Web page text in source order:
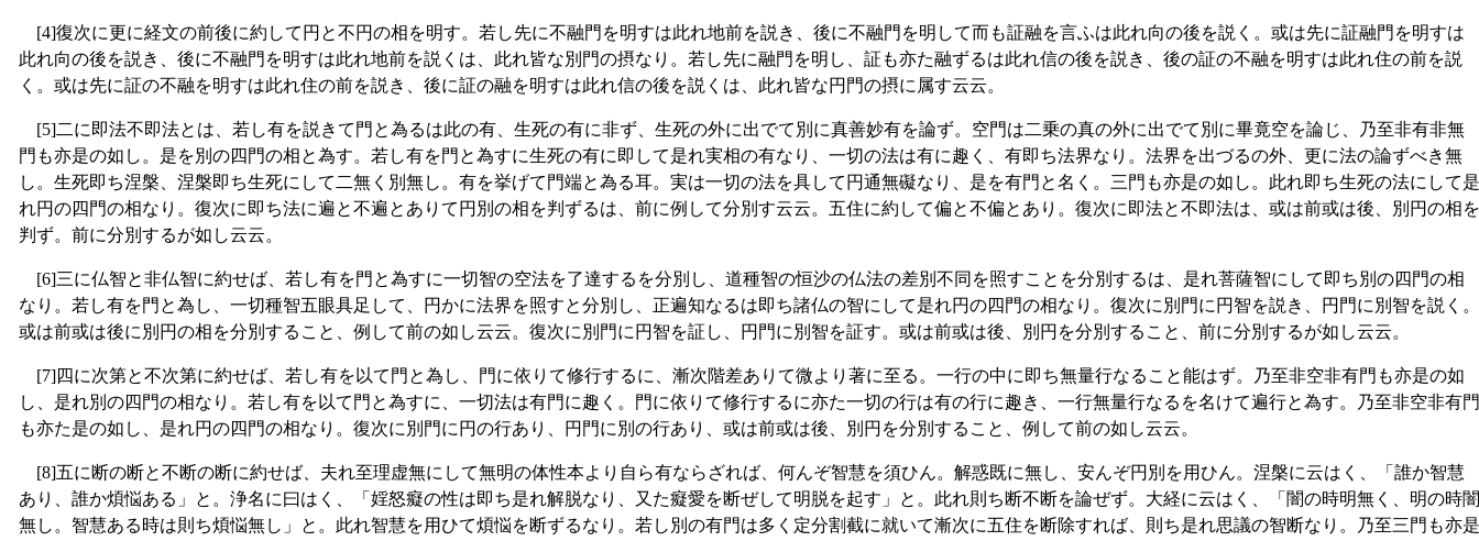
[4]復次に更に経文の前後に約して円と不円の相を明す。若し先に不融門を明すは此れ地前を説き、後に不融門を明して而も証融を言ふは此れ向の後を説く。或は先に証融門を明すは
此れ向の後を説き、後に不融門を明すは此れ地前を説くは、此れ皆な別門の摂なり。若し先に融門を明し、証も亦た融ずるは此れ信の後を説き、後の証の不融を明すは此れ住の前を説
く。或は先に証の不融を明すは此れ住の前を説き、後に証の融を明すは此れ信の後を説くは、此れ皆な円門の摂に属す云云。
[5]二に即法不即法とは、若し有を説きて門と為るは此の有、生死の有に非ず、生死の外に出でて別に真善妙有を論ず。空門は二乗の真の外に出でて別に畢竟空を論じ、乃至非有非無
門も亦是の如し。是を別の四門の相と為す。若し有を門と為すに生死の有に即して是れ実相の有なり、一切の法は有に趣く、有即ち法界なり。法界を出づるの外、更に法の論ずべき無
し。生死即ち涅槃、涅槃即ち生死にして二無く別無し。有を挙げて門端と為る耳。実は一切の法を具して円通無礙なり、是を有門と名く。三門も亦是の如し。此れ即ち生死の法にして是
れ円の四門の相なり。復次に即ち法に遍と不遍とありて円別の相を判ずるは、前に例して分別す云云。五住に約して偏と不偏とあり。復次に即法と不即法は、或は前或は後、別円の相を
判ず。前に分別するが如し云云。
[6]三に仏智と非仏智に約せば、若し有を門と為すに一切智の空法を了達するを分別し、道種智の恒沙の仏法の差別不同を照すことを分別するは、是れ菩薩智にして即ち別の四門の相
なり。若し有を門と為し、一切種智五眼具足して、円かに法界を照すと分別し、正遍知なるは即ち諸仏の智にして是れ円の四門の相なり。復次に別門に円智を説き、円門に別智を説く。
或は前或は後に別円の相を分別すること、例して前の如し云云。復次に別門に円智を証し、円門に別智を証す。或は前或は後、別円を分別すること、前に分別するが如し云云。
[7]四に次第と不次第に約せば、若し有を以て門と為し、門に依りて修行するに、漸次階差ありて微より著に至る。一行の中に即ち無量行なること能はず。乃至非空非有門も亦是の如
し、是れ別の四門の相なり。若し有を以て門と為すに、一切法は有門に趣く。門に依りて修行するに亦た一切の行は有の行に趣き、一行無量行なるを名けて遍行と為す。乃至非空非有門
も亦た是の如し、是れ円の四門の相なり。復次に別門に円の行あり、円門に別の行あり、或は前或は後、別円を分別すること、例して前の如し云云。
[8]五に断の断と不断の断に約せば、夫れ至理虚無にして無明の体性本より自ら有ならざれば、何んぞ智慧を須ひん。解惑既に無し、安んぞ円別を用ひん。涅槃に云はく、「誰か智慧
あり、誰か煩悩ある」と。浄名に曰はく、「婬怒癡の性は即ち是れ解脱なり、又た癡愛を断ぜして明脱を起す」と。此れ則ち断不断を論ぜず。大経に云はく、「闇の時明無く、明の時闇
無し。智慧ある時は則ち煩悩無し」と。此れ智慧を用ひて煩悩を断ずるなり。若し別の有門は多く定分割截に就いて漸次に五住を断除すれば、則ち是れ思議の智断なり。乃至三門も亦是